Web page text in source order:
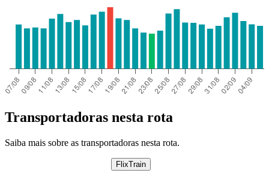
Transportadoras nesta rota
Saiba mais sobre as transportadoras nesta rota.
FlixTrain